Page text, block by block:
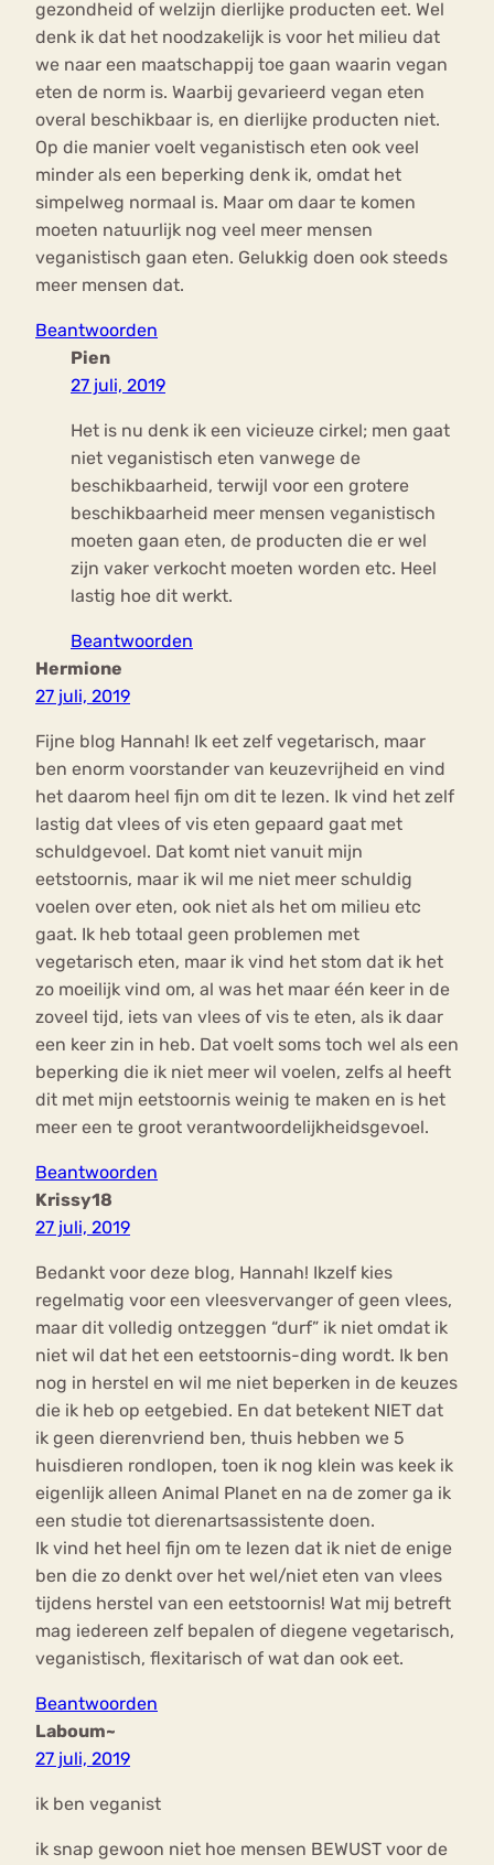
gezondheid of welzijn dierlijke producten eet. Wel
denk ik dat het noodzakelijk is voor het milieu dat
we naar een maatschappij toe gaan waarin vegan
eten de norm is. Waarbij gevarieerd vegan eten
overal beschikbaar is, en dierlijke producten niet.
Op die manier voelt veganistisch eten ook veel
minder als een beperking denk ik, omdat het
simpelweg normaal is. Maar om daar te komen
moeten natuurlijk nog veel meer mensen
veganistisch gaan eten. Gelukkig doen ook steeds
meer mensen dat.
Beantwoorden
Pien
27 juli, 2019
Het is nu denk ik een vicieuze cirkel; men gaat
niet veganistisch eten vanwege de
beschikbaarheid, terwijl voor een grotere
beschikbaarheid meer mensen veganistisch
moeten gaan eten, de producten die er wel
zijn vaker verkocht moeten worden etc. Heel
lastig hoe dit werkt.
Beantwoorden
Hermione
27 juli, 2019
Fijne blog Hannah! Ik eet zelf vegetarisch, maar
ben enorm voorstander van keuzevrijheid en vind
het daarom heel fijn om dit te lezen. Ik vind het zelf
lastig dat vlees of vis eten gepaard gaat met
schuldgevoel. Dat komt niet vanuit mijn
eetstoornis, maar ik wil me niet meer schuldig
voelen over eten, ook niet als het om milieu etc
gaat. Ik heb totaal geen problemen met
vegetarisch eten, maar ik vind het stom dat ik het
zo moeilijk vind om, al was het maar één keer in de
zoveel tijd, iets van vlees of vis te eten, als ik daar
een keer zin in heb. Dat voelt soms toch wel als een
beperking die ik niet meer wil voelen, zelfs al heeft
dit met mijn eetstoornis weinig te maken en is het
meer een te groot verantwoordelijkheidsgevoel.
Beantwoorden
Krissy18
27 juli, 2019
Bedankt voor deze blog, Hannah! Ikzelf kies
regelmatig voor een vleesvervanger of geen vlees,
maar dit volledig ontzeggen “durf” ik niet omdat ik
niet wil dat het een eetstoornis-ding wordt. Ik ben
nog in herstel en wil me niet beperken in de keuzes
die ik heb op eetgebied. En dat betekent NIET dat
ik geen dierenvriend ben, thuis hebben we 5
huisdieren rondlopen, toen ik nog klein was keek ik
eigenlijk alleen Animal Planet en na de zomer ga ik
een studie tot dierenartsassistente doen.
Ik vind het heel fijn om te lezen dat ik niet de enige
ben die zo denkt over het wel/niet eten van vlees
tijdens herstel van een eetstoornis! Wat mij betreft
mag iedereen zelf bepalen of diegene vegetarisch,
veganistisch, flexitarisch of wat dan ook eet.
Beantwoorden
Laboum~
27 juli, 2019
ik ben veganist
ik snap gewoon niet hoe mensen BEWUST voor de